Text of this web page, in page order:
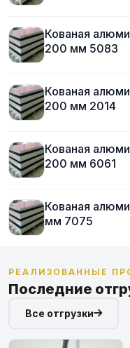
Кованая
200 мм 5083
Кованая
200 мм 2014
Кованая
200 мм 6061
Кованая
мм 7075
РЕАЛИЗОВАННЫЕ
Последние
Все отгрузки